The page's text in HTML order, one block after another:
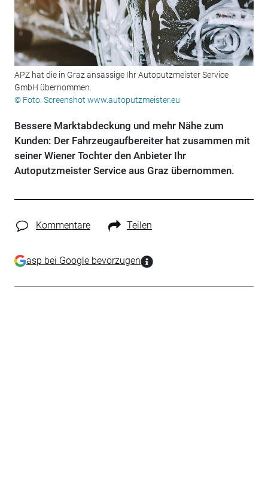
APZ hat die in Graz ansässige Ihr Autoputzmeister Service
GmbH übernommen.
© Foto: Screenshot www.autoputzmeister.eu
Bessere Marktabdeckung und mehr Nähe zum
Kunden: Der Fahrzeugaufbereiter hat zusammen mit
seiner Wiener Tochter den Anbieter Ihr
Autoputzmeister Service aus Graz übernommen.
Kommentare Teilen
asp bei Google bevorzugen